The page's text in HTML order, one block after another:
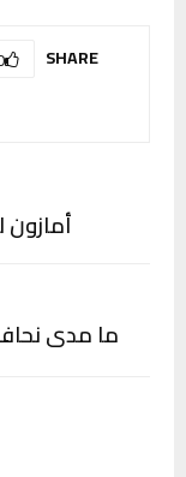
SHARE
ما مدى نحافة